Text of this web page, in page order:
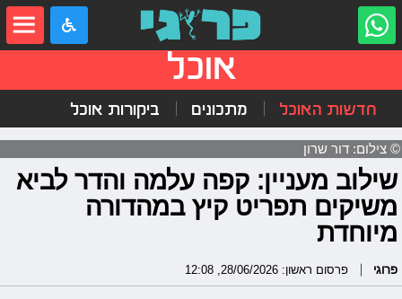
אוכל
חדשות האוכל מתכונים ביקורות אוכל
© צילום: דור שרון
שילוב מעניין: קפה עלמה והדר לביא
משיקים תפריט קיץ במהדורה
מיוחדת
פרוגי פרסום ראשון: 28/06/2026, 12:08